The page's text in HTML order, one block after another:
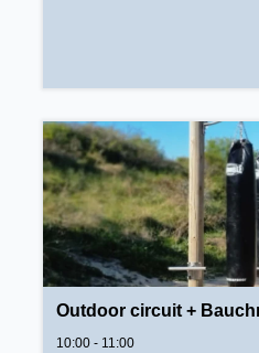
Outdoor circuit +
10:00 - 11:00